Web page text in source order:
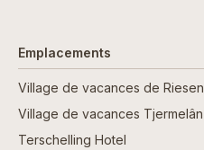
Emplacements
Village de vacances de Riesen
Village de vacances Tjermelân
Terschelling Hotel